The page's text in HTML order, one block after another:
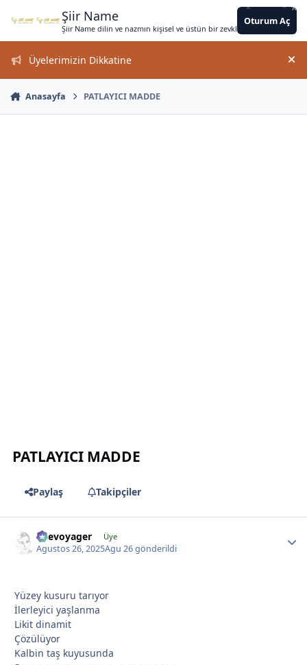
Şiir Name
Şiir Name dilin ve nazmın kişisel ve üstün bir zevkle bir arada
Oturum Aç
Üyelerimizin Dikkatine
Anasayfa PATLAYICI MADDE
PATLAYICI MADDE
Paylaş Takipçiler
likevoyager Üye
Agustos 26, 2025Agu 26gönderildi
Yüzey kusuru tarıyor
İlerleyici yaşlanma
Likit dinamit
Çözülüyor
Kalbin taş kuyusunda
** * * *
*
*